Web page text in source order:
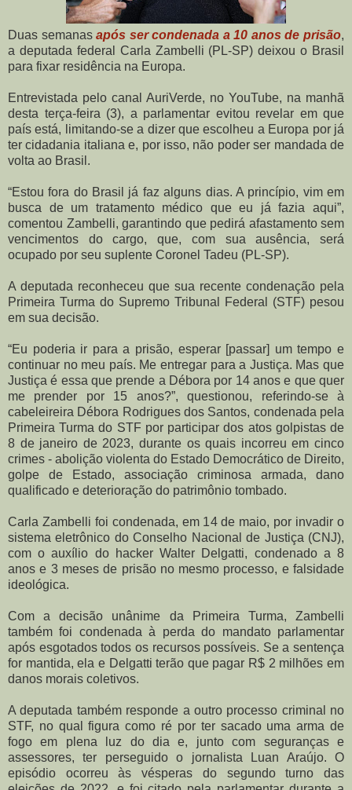
Duas semanasapós ser condenada a 10 anos de prisão,
a deputada federal Carla Zambelli (PL-SP) deixou o Brasil
para fixar residência na Europa.
Entrevistada pelo canal AuriVerde, no YouTube, na manhã
desta terça-feira (3), a parlamentar evitou revelar em que
país está, limitando-se a dizer que escolheu a Europa por já
ter cidadania italiana e, por isso, não poder ser mandada de
volta ao Brasil.
“Estou fora do Brasil já faz alguns dias. A princípio, vim em
busca de um tratamento médico que eu já fazia aqui”,
comentou Zambelli, garantindo que pedirá afastamento sem
vencimentos do cargo, que, com sua ausência, será
ocupado por seu suplente Coronel Tadeu (PL-SP).
A deputada reconheceu que sua recente condenação pela
Primeira Turma do Supremo Tribunal Federal (STF) pesou
em sua decisão.
“Eu poderia ir para a prisão, esperar [passar] um tempo e
continuar no meu país. Me entregar para a Justiça. Mas que
Justiça é essa que prende a Débora por 14 anos e que quer
me prender por 15 anos?”, questionou, referindo-se à
cabeleireira Débora Rodrigues dos Santos, condenada pela
Primeira Turma do STF por participar dos atos golpistas de
8 de janeiro de 2023, durante os quais incorreu em cinco
crimes - abolição violenta do Estado Democrático de Direito,
golpe de Estado, associação criminosa armada, dano
qualificado e deterioração do patrimônio tombado.
Carla Zambelli foi condenada, em 14 de maio, por invadir o
sistema eletrônico do Conselho Nacional de Justiça (CNJ),
com o auxílio do hacker Walter Delgatti, condenado a 8
anos e 3 meses de prisão no mesmo processo, e falsidade
ideológica.
Com a decisão unânime da Primeira Turma, Zambelli
também foi condenada à perda do mandato parlamentar
após esgotados todos os recursos possíveis. Se a sentença
for mantida, ela e Delgatti terão que pagar R$ 2 milhões em
danos morais coletivos.
A deputada também responde a outro processo criminal no
STF, no qual figura como ré por ter sacado uma arma de
fogo em plena luz do dia e, junto com seguranças e
assessores, ter perseguido o jornalista Luan Araújo. O
episódio ocorreu às vésperas do segundo turno das